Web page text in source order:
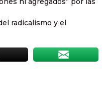
radicalismo y el